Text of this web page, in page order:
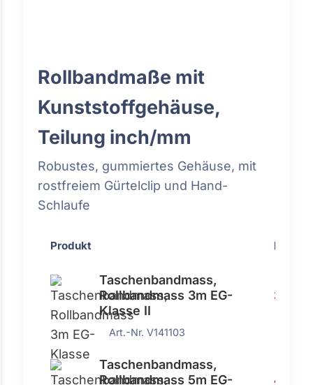
Rollbandmaße mit
Kunststoffgehäuse,
Teilung inch/mm
Robustes, gummiertes Gehäuse, mit
rostfreiem Gürtelclip und Hand-
Schlaufe
Produkt Preis
Taschenbandmass,
Rollbandmass 3m EG-
Klasse II
3,51 €
Art.-Nr. V141103
Taschenbandmass,
Rollbandmass 5m EG-
4,79 €